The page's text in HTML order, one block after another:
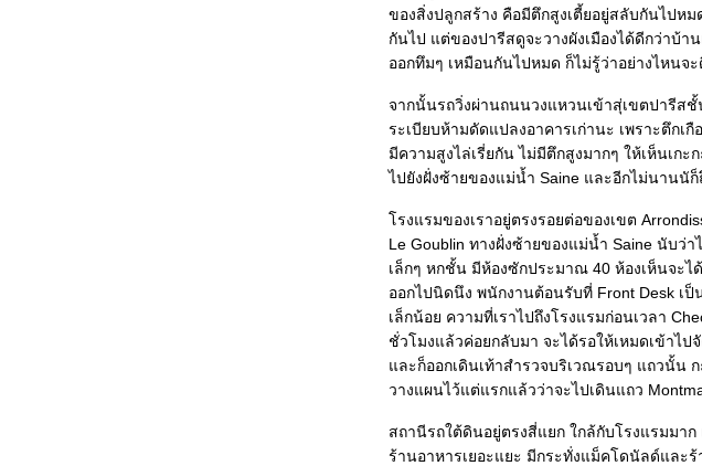
ของสิ่งปลูกสร้าง คือมีตึกสูงเตี้ยอยู่สลับกันไปห
กันไป แต่ของปารีสดูจะวางผังเมืองได้ดีกว่า
ออกทึมๆ เหมือนกันไปหมด ก็ไม่รู้ว่าอย่างไหนจ
จากนั้นรถวิ่งผ่านถนนวงแหวนเข้าสุ่เขตปารี
ระเบียบห้ามดัดแปลงอาคารเก่านะ เพราะตึก
มีความสูงไล่เรี่ยกัน ไม่มีตึกสูงมากๆ ให้เห็นเก
ไปยังฝั่งซ้ายของแม่น้ำ Saine และอีกไม่นานนัก็
รงแรมของเราอยู่ตรงรอยต่อของเขต
Le Goublin ทางฝั่งซ้ายของแม่น้ำ Saine นับว่
เล็กๆ หกชั้น มีห้องซักประมาณ 40 ห้องเห็นจะไ
ออกไปนิดนึง พนักงานต้อนรับที่ Front Desk เ
เล็กน้อย ความที่เราไปถึงโรงแรมก่อนเวลา
ชั่วโมงแล้วค่อยกลับมา จะได้รอให้เหมดเข้าไป
ละก็ออกเดินเท้าสำรวจบริเวณรอบๆ แถวนั้น ก
วางแผนไว้แต่แรกแล้วว่าจะไปเดินแถว
สถานีรถใต้ดินอยู่ตรงสี่แยก ใกล้กับโรงแรมมา
ร้านอาหารเยอะแยะ มีกระทั่งแม็คโดนัลด์และ